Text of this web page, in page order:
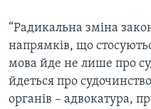
“Радикальна зміна
напрямків, що
мова йде не лише про
йдеться про
органів – адвокатура,